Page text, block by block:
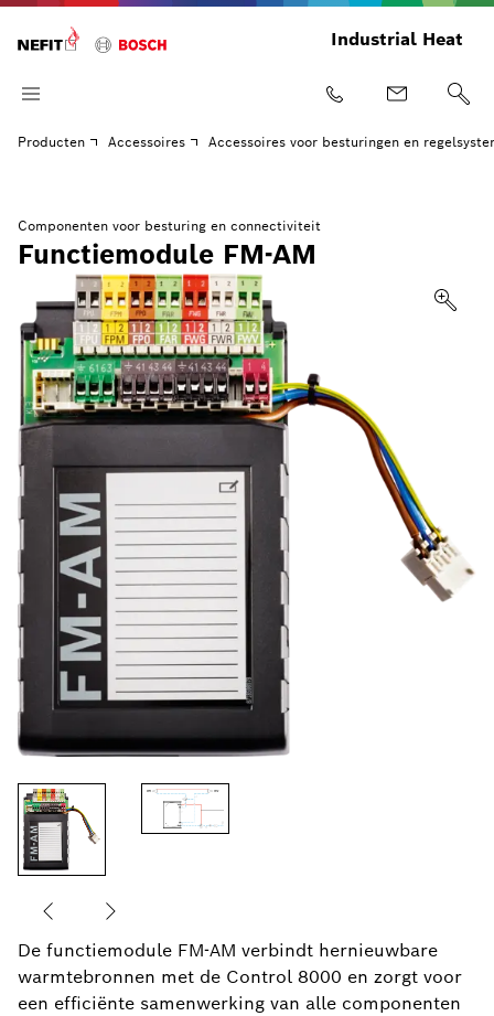
Industrial Heat
Producten Accessoires Accessoires voor besturingen en
Componenten voor besturing en connectiviteit
Functiemodule FM-AM
De functiemodule FM-AM verbindt hernieuwbare
warmtebronnen met de Control 8000 en zorgt voor
een efficiënte samenwerking van alle componenten